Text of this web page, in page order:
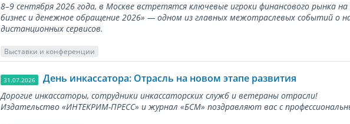
8–9 сентября 2026 года, в Москве встретятся ключевые игроки финансового
бизнес и денежное обращение 2026» — одном из главных межотраслевых событий о
дистанционных сервисов.
Выставки и конференции
31.07.2026 День инкассатора: Отрасль на новом этапе развития
Дорогие инкассаторы, сотрудники инкассаторских служб и ветераны отрасли!
Издательство «ИНТЕКРИМ-ПРЕСС» и журнал «БСМ» поздравляют вас с